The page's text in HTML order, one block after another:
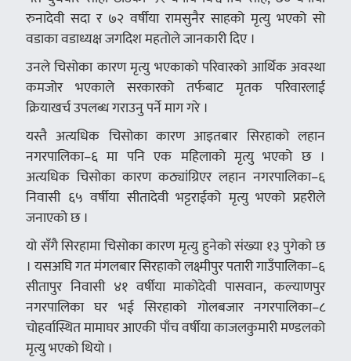
रुनादेवी सदा र ७२ वर्षीया रामसुनैर साहको मृत्यु भएको सो
वडाका वडाध्यक्ष जगदिश महतोले जानकारी दिए ।
उनले चिसोका कारण मृत्यु भएकाको परिवारको आर्थिक अवस्था
कमजोर भएकाले सरकारको तर्फबाट मृतक परिवारलाई
क्रियाखर्च उपलब्ध गराउनु पर्ने माग गरे ।
यस्तै अत्यधिक चिसोका कारण आइतबार सिरहाको लहान
नगरपालिका–६ मा पनि एक महिलाको मृत्यु भएको छ ।
अत्यधिक चिसोका कारण कठ्यांग्रिएर लहान नगरपालिका–६
निवासी ६५ वर्षीया सीतादेवी भट्टराईको मृत्यु भएको प्रहरीले
जनाएको छ ।
यो सँगै सिरहामा चिसोका कारण मृत्यु हुनेको संख्या १३ पुगेको छ
। यसअघि गत मंगलबार सिरहाको लक्ष्मीपुर पतारी गाउँपालिका–६
सीतापुर निवासी ४१ वर्षीया माकोदेवी पासवान, कल्याणपुर
नगरपालिका घर भई सिरहाको गोलबजार नगरपालिका–८
चोहर्वास्थित मामाघर आएकी पाँच वर्षीया काजलकुमारी मण्डलको
मृत्यु भएको थियो ।